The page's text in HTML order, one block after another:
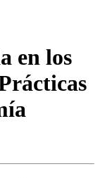
en los